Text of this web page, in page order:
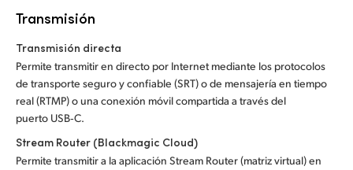
Transmisión
Transmisión directa
Permite transmitir en directo por Internet mediante los protocolos
de transporte seguro y confiable (SRT) o de mensajería en tiempo
real (RTMP) o una conexión móvil compartida a través del
puerto USB‑C.
Stream Router (Blackmagic Cloud)
Permite transmitir a la aplicación Stream Router (matriz virtual) en